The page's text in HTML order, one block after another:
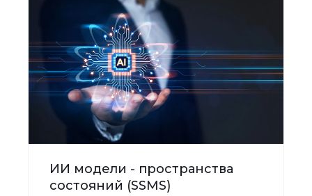
ИИ модели - пространства
состояний (SSMS)